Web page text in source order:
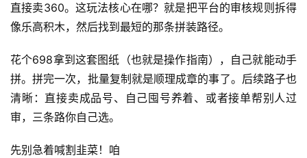
直接卖360。这玩法核心在哪？就是把平台的审核规则拆得
像乐高积木，然后找到最短的那条拼装路径。
花个698拿到这套图纸（也就是操作指南），自己就能动手
拼。拼完一次，批量复制就是顺理成章的事了。后续路子也
清晰：直接卖成品号、自己囤号养着、或者接单帮别人过
审，三条路你自己选。
先别急着喊割韭菜！咱